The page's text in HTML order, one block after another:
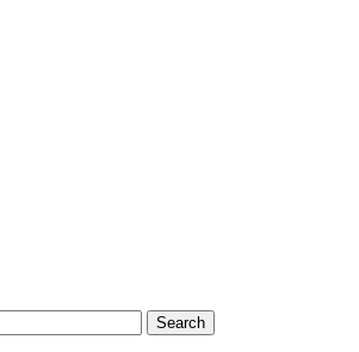
Search